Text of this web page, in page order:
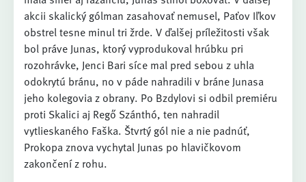
akcii skalický gólman zasahovať nemusel, Paťov Iľkov
obstrel tesne minul tri žrde. V ďalšej príležitosti však
bol práve Junas, ktorý vyprodukoval hrúbku pri
rozohrávke, Jenci Bari síce mal pred sebou z uhla
odokrytú bránu, no v páde nahradili v bráne Junasa
jeho kolegovia z obrany. Po Bzdylovi si odbil premiéru
proti Skalici aj Regő Szánthó, ten nahradil
vytlieskaného Faška. Štvrtý gól nie a nie padnúť,
Prokopa znova vychytal Junas po hlavičkovom
zakončení z rohu.